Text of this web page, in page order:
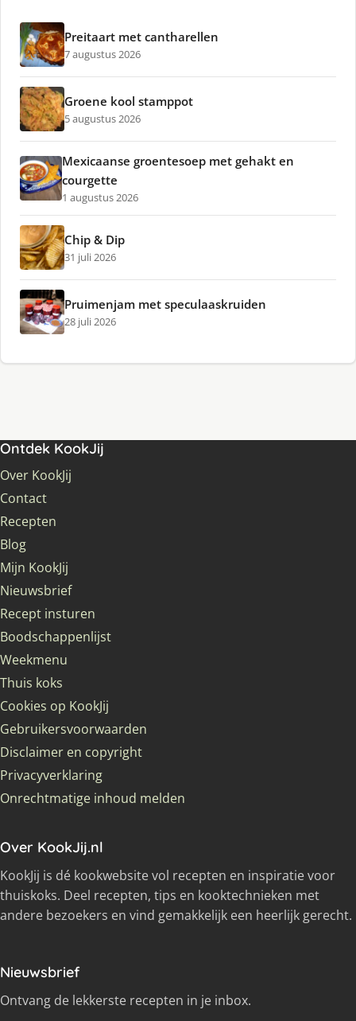
Preitaart met cantharellen
7 augustus 2026
Groene kool stamppot
5 augustus 2026
Mexicaanse groentesoep met gehakt en
courgette
1 augustus 2026
Chip & Dip
31 juli 2026
Pruimenjam met speculaaskruiden
28 juli 2026
Ontdek KookJij
Over KookJij
Contact
Recepten
Blog
Mijn KookJij
Nieuwsbrief
Recept insturen
Boodschappenlijst
Weekmenu
Thuis koks
Cookies op KookJij
Gebruikersvoorwaarden
Disclaimer en copyright
Privacyverklaring
Onrechtmatige inhoud melden
Over KookJij.nl
KookJij is dé kookwebsite vol recepten en inspiratie voor
thuiskoks. Deel recepten, tips en kooktechnieken met
andere bezoekers en vind gemakkelijk een heerlijk gerecht.
Nieuwsbrief
Ontvang de lekkerste recepten in je inbox.